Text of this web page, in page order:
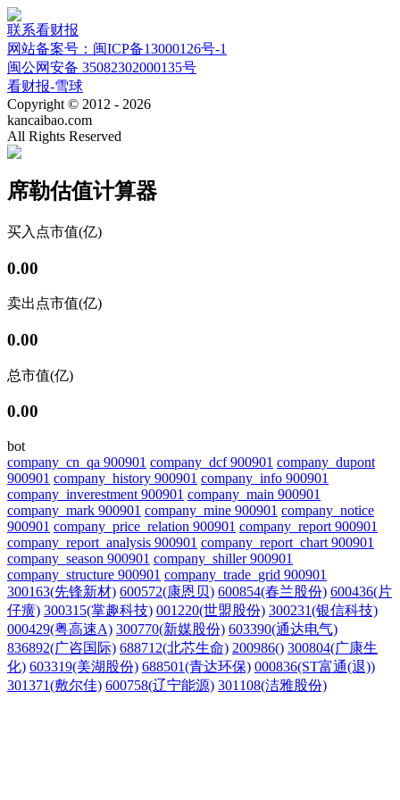
联系看财报
网站备案号：闽ICP备13000126号-1
闽公网安备 35082302000135号
看财报-雪球
Copyright © 2012 - 2026
kancaibao.com
All Rights Reserved
席勒估值计算器
买入点市值(亿)
0.00
卖出点市值(亿)
0.00
总市值(亿)
0.00
bot
company_cn_qa 900901 company_dcf 900901 company_dupont
900901 company_history 900901 company_info 900901
company_inverestment 900901 company_main 900901
company_mark 900901 company_mine 900901 company_notice
900901 company_price_relation 900901 company_report 900901
company_report_analysis 900901 company_report_chart 900901
company_season 900901 company_shiller 900901
company_structure 900901 company_trade_grid 900901
300163(先锋新材) 600572(康恩贝) 600854(春兰股份) 600436(片
仔癀) 300315(掌趣科技) 001220(世盟股份) 300231(银信科技)
000429(粤高速A) 300770(新媒股份) 603390(通达电气)
836892(广咨国际) 688712(北芯生命) 200986() 300804(广康生
化) 603319(美湖股份) 688501(青达环保) 000836(ST富通(退))
301371(敷尔佳) 600758(辽宁能源) 301108(洁雅股份)